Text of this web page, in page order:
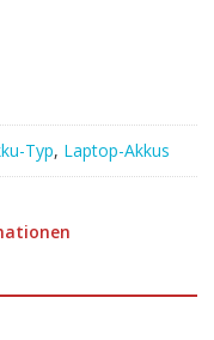
Typ, Laptop-Akkus